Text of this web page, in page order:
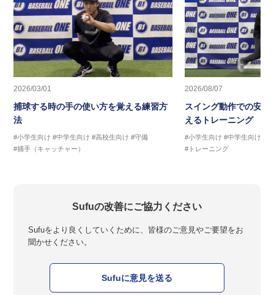
2026/03/01
捕球する時の手の使い方を覚える練習方
法
#小学生向け #中学生向け #高校生向け #守備
#捕手（キャッチャー）
2026/08/07
スイング動作での安定
えるトレーニング
#小学生向け #中学生向け
#トレーニング
Sufuの改善にご協力ください
Sufuをより良くしていくために、皆様のご意見やご要望をお
聞かせください。
Sufuに意見を送る